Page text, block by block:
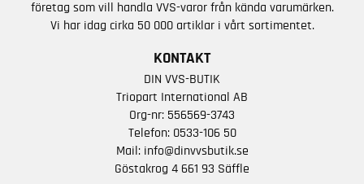
företag som vill handla VVS-varor från kända varumärken.
Vi har idag cirka 50 000 artiklar i vårt sortimentet.
KONTAKT
DIN VVS-BUTIK
Triopart International AB
Org-nr: 556569-3743
Telefon: 0533-106 50
Mail: info@dinvvsbutik.se
Göstakrog 4 661 93 Säffle